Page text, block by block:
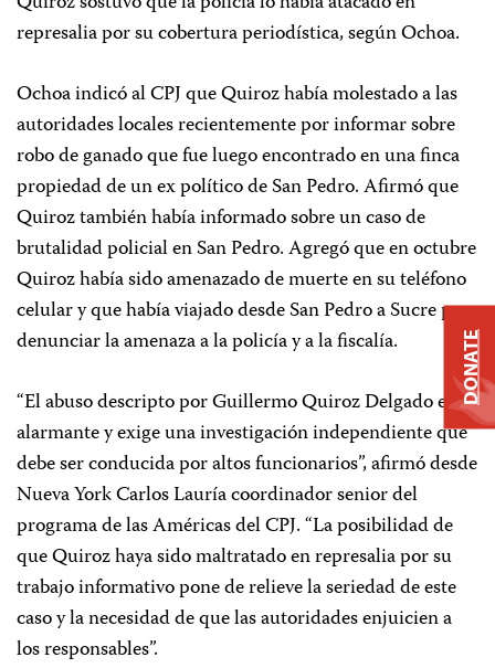
represalia por su cobertura periodística, según Ochoa.
Ochoa indicó al CPJ que Quiroz había molestado a las
autoridades locales recientemente por informar sobre
robo de ganado que fue luego encontrado en una finca
propiedad de un ex político de San Pedro. Afirmó que
Quiroz también había informado sobre un caso de
brutalidad policial en San Pedro. Agregó que en octubre
Quiroz había sido amenazado de muerte en su teléfono
celular y que había viajado desde San Pedro a Sucre para
denunciar la amenaza a la policía y a la fiscalía.
“El abuso descripto por Guillermo Quiroz Delgado es
alarmante y exige una investigación independiente que
debe ser conducida por altos funcionarios”, afirmó desde
Nueva York Carlos Lauría coordinador senior del
programa de las Américas del CPJ. “La posibilidad de
que Quiroz haya sido maltratado en represalia por su
trabajo informativo pone de relieve la seriedad de este
caso y la necesidad de que las autoridades enjuicien a
los responsables”.
DONATE